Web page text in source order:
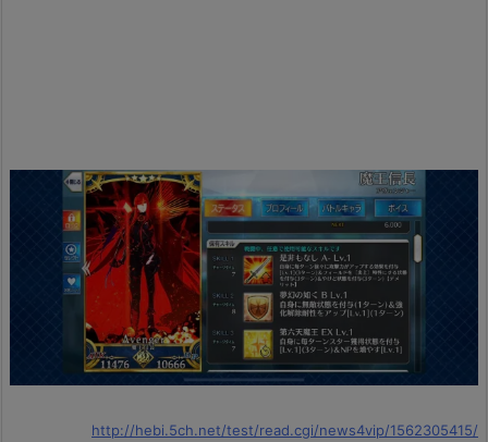
http://hebi.5ch.net/test/read.cgi/news4vip/1562305415/